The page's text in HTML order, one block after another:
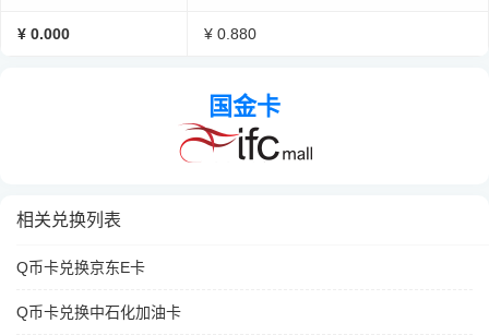
¥ 0.000 ¥ 0.880
国金卡
相关兑换列表
Q币卡兑换京东E卡
Q币卡兑换中石化加油卡